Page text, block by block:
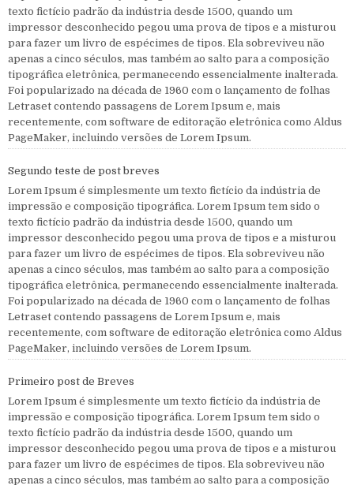
texto fictício padrão da indústria desde 1500, quando um
impressor desconhecido pegou uma prova de tipos e a misturou
para fazer um livro de espécimes de tipos. Ela sobreviveu não
apenas a cinco séculos, mas também ao salto para a composição
tipográfica eletrônica, permanecendo essencialmente inalterada.
Foi popularizado na década de 1960 com o lançamento de folhas
Letraset contendo passagens de Lorem Ipsum e, mais
recentemente, com software de editoração eletrônica como Aldus
PageMaker, incluindo versões de Lorem Ipsum.
Segundo teste de post breves
Lorem Ipsum é simplesmente um texto fictício da indústria de
impressão e composição tipográfica. Lorem Ipsum tem sido o
texto fictício padrão da indústria desde 1500, quando um
impressor desconhecido pegou uma prova de tipos e a misturou
para fazer um livro de espécimes de tipos. Ela sobreviveu não
apenas a cinco séculos, mas também ao salto para a composição
tipográfica eletrônica, permanecendo essencialmente inalterada.
Foi popularizado na década de 1960 com o lançamento de folhas
Letraset contendo passagens de Lorem Ipsum e, mais
recentemente, com software de editoração eletrônica como Aldus
PageMaker, incluindo versões de Lorem Ipsum.
Primeiro post de Breves
Lorem Ipsum é simplesmente um texto fictício da indústria de
impressão e composição tipográfica. Lorem Ipsum tem sido o
texto fictício padrão da indústria desde 1500, quando um
impressor desconhecido pegou uma prova de tipos e a misturou
para fazer um livro de espécimes de tipos. Ela sobreviveu não
apenas a cinco séculos, mas também ao salto para a composição